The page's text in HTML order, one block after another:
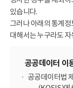
있습니다.
그러나 아래의 통계
대해서는 누구라도
공공데이터 이
공공데이터법